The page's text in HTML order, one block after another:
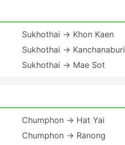
Sukhothai → Khon Kaen
Sukhothai → Kanchanaburi
Sukhothai → Mae Sot
Chumphon → Hat Yai
Chumphon → Ranong